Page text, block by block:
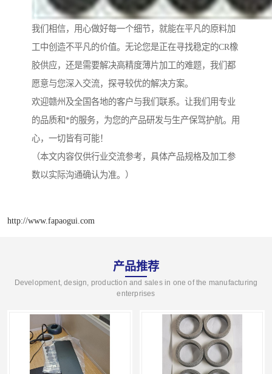
我们相信，用心做好每一个细节，就能在平凡的原料加
工中创造不平凡的价值。无论您是正在寻找稳定的CR橡
胶供应，还是需要解决高精度薄片加工的难题，我们都
愿意与您深入交流，探寻较优的解决方案。
欢迎赣州及全国各地的客户与我们联系。让我们用专业
的品质和*的服务，为您的产品研发与生产保驾护航。用
心，一切皆有可能！
（本文内容仅供行业交流参考，具体产品规格及加工参
数以实际沟通确认为准。）
http://www.fapaogui.com
产品推荐
Development, design, production and sales in one of the manufacturing
enterprises